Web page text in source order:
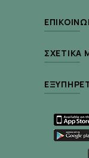
Συστατικά :
L-Lysine
ΣΧΕΤΙΚΆ